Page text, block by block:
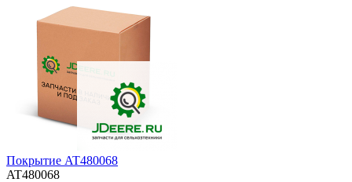
Покрытие AT480068
AT480068